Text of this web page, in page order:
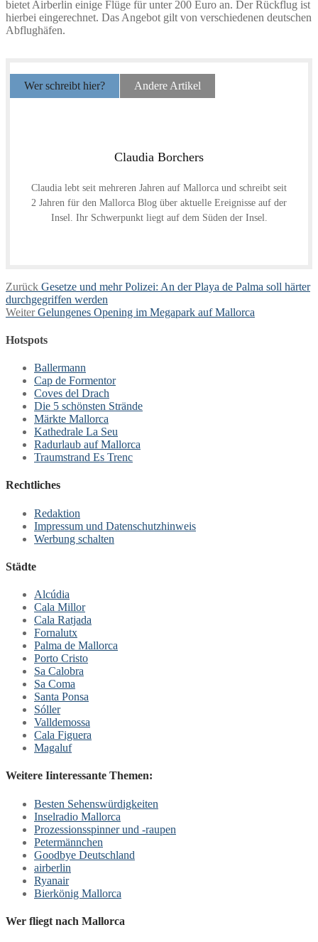
bietet Airberlin einige Flüge für unter 200 Euro an. Der Rückflug ist
hierbei eingerechnet. Das Angebot gilt von verschiedenen deutschen
Abflughäfen.
Wer schreibt hier? Andere Artikel
Claudia Borchers
Claudia lebt seit mehreren Jahren auf Mallorca und schreibt seit
2 Jahren für den Mallorca Blog über aktuelle Ereignisse auf der
Insel. Ihr Schwerpunkt liegt auf dem Süden der Insel.
Beitragsnavigation
Zurück Vorheriger
Beitrag:
Gesetze und mehr Polizei: An der Playa de Palma soll härter
durchgegriffen werden
Weiter Nächster
Gelungenes Opening im Megapark auf Mallorca
Hotspots
Ballermann
Cap de Formentor
Coves del Drach
Die 5 schönsten Strände
Märkte Mallorca
Kathedrale La Seu
Radurlaub auf Mallorca
Traumstrand Es Trenc
Rechtliches
Redaktion
Impressum und Datenschutzhinweis
Werbung schalten
Städte
Alcúdia
Cala Millor
Cala Ratjada
Fornalutx
Palma de Mallorca
Porto Cristo
Sa Calobra
Sa Coma
Santa Ponsa
Sóller
Valldemossa
Cala Figuera
Magaluf
Weitere Iinteressante Themen:
Besten Sehenswürdigkeiten
Inselradio Mallorca
Prozessionsspinner und -raupen
Petermännchen
Goodbye Deutschland
airberlin
Ryanair
Bierkönig Mallorca
Wer fliegt nach Mallorca